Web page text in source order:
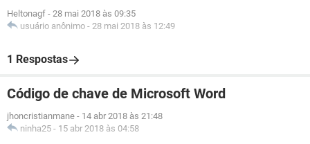
Heltonagf - 28 mai 2018 às 09:35
usuário anônimo - 28 mai 2018 às 12:49
1 Respostas
Código de chave de Microsoft Word
jhoncristianmane - 14 abr 2018 às 21:48
ninha25 - 15 abr 2018 às 04:58